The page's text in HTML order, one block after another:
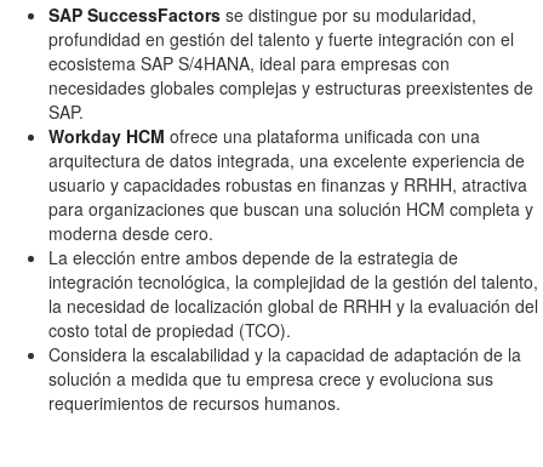
SAP SuccessFactors se distingue por su modularidad,
profundidad en gestión del talento y fuerte integración con el
ecosistema SAP S/4HANA, ideal para empresas con
necesidades globales complejas y estructuras preexistentes de
SAP.
Workday HCM ofrece una plataforma unificada con una
arquitectura de datos integrada, una excelente experiencia de
usuario y capacidades robustas en finanzas y RRHH, atractiva
para organizaciones que buscan una solución HCM completa y
moderna desde cero.
La elección entre ambos depende de la estrategia de
integración tecnológica, la complejidad de la gestión del talento,
la necesidad de localización global de RRHH y la evaluación del
costo total de propiedad (TCO).
Considera la escalabilidad y la capacidad de adaptación de la
solución a medida que tu empresa crece y evoluciona sus
requerimientos de recursos humanos.